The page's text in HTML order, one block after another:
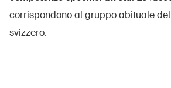
corrispondono al gruppo abituale
svizzero.